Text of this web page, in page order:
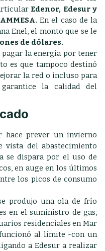
Edenor, Edesur y
En el caso de la
Enel, el monto que se le
de dólares.
pagar la energía por tener
es que tampoco destinó
la red o incluso para
la calidad del
hace prever un invierno
vista del abastecimiento
se dispara por el uso de
en auge en los últimos
los picos de consumo
produjo una ola de frío
en el suministro de gas,
residenciales en Mar
al límite -con un
a Edesur a realizar